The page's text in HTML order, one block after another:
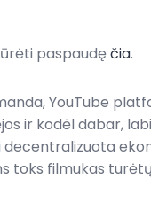
paspaudęčia.
YouTube
ir kodėl dabar,
toks filmukas